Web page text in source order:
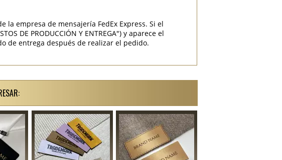
la empresa de mensajería FedEx Express. Si el
DE PRODUCCIÓN Y ENTREGA") y aparece el
de entrega después de realizar el pedido.